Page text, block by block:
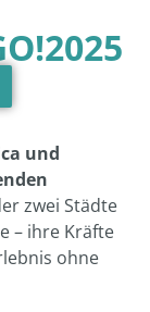
und
zwei Städte
– ihre Kräfte
ohne